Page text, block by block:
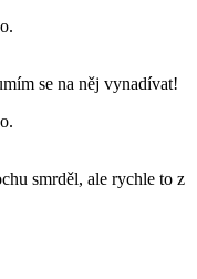
se na něj vynadívat!
smrděl, ale rychle to z